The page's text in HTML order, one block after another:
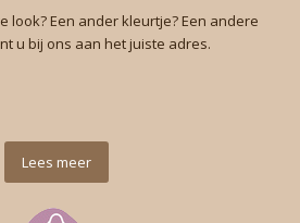
look? Een ander kleurtje? Een andere
u bij ons aan het juiste adres.
Lees meer